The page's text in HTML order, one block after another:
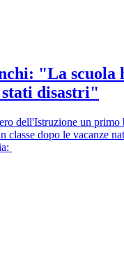
"La scuola
stati disastri"
dell'Istruzione un primo
classe dopo le vacanze